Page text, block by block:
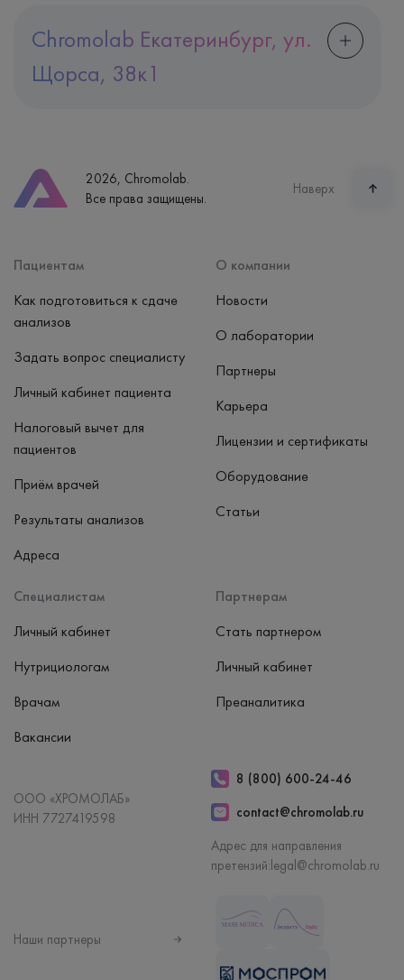
Chromolab Екатеринбург, ул.
Щорса, 38к1
Часы работы
пн-вс: 7:30-15:00
2026, Chromolab.
Все права защищены.
Наверх
Пациентам
Как подготовиться к сдаче
анализов
Задать вопрос специалисту
Личный кабинет пациента
Налоговый вычет для
пациентов
Приём врачей
Результаты анализов
Адреса
Специалистам
Личный кабинет
Нутрициологам
Врачам
Вакансии
Партнерам
Стать партнером
Личный кабинет
Преаналитика
О компании
Новости
О лаборатории
Партнеры
Карьера
Лицензии и сертификаты
Оборудование
Статьи
ООО «ХРОМОЛАБ»
ИНН 7727419598
8 (800) 600-24-46
contact@chromolab.ru
Адрес для направления
претензий:legal@chromolab.ru
Наши партнеры